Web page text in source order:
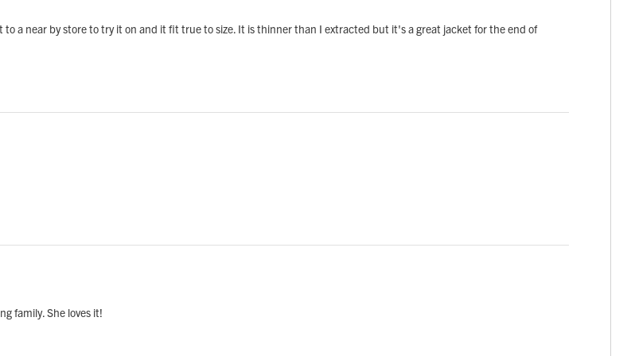
a near by store to try it on and it fit true to size. It is thinner than I extracted but it's a great jacket for the end of
family. She loves it!